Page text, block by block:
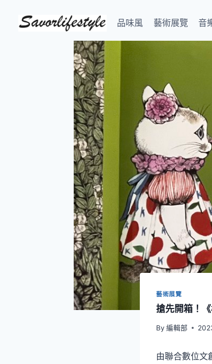
品味風 藝術展覽 音
藝術展覽
搶先開箱！
By 編輯部
由聯合數位文